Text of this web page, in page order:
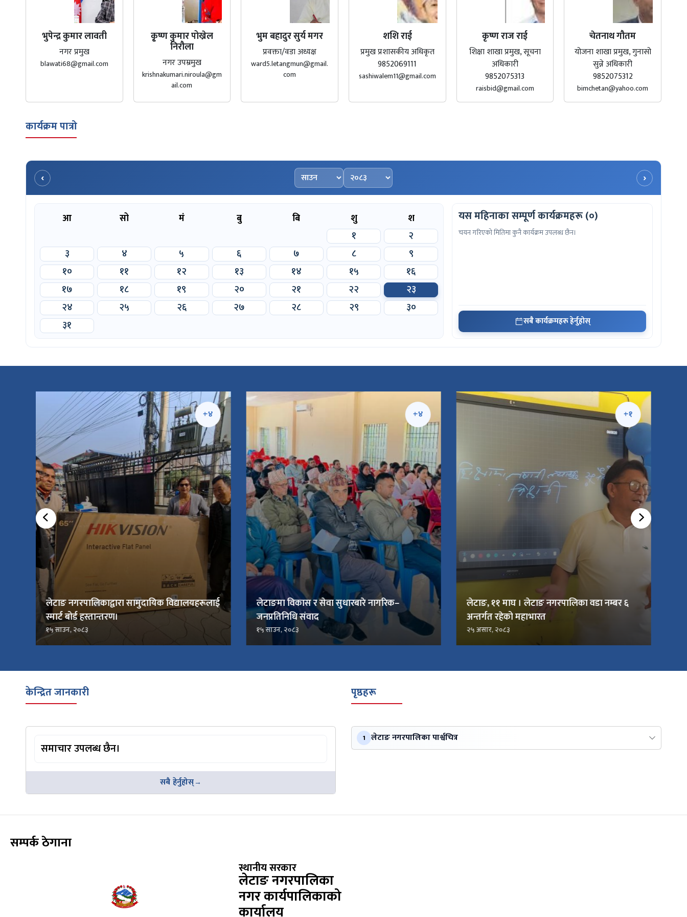
भुपेन्द्र कुमार लावती
नगर प्रमुख
blawati68@gmail.com
कृ्ष्ण कुमार पोख्रेल
निरौला
नगर उपम्रमुख
krishnakumari.niroula@gm
ail.com
भुम बहादुर सुर्य मगर
प्रवक्ता/वडा अध्यक्ष
ward5.letangmun@gmail.
com
शशि राई
प्रमुख प्रशासकीय अधिकृत
9852069111
sashiwalem11@gmail.com
कृष्ण राज राई
शिक्षा शाखा प्रमुख, सूचना
अधिकारी
9852075313
raisbid@gmail.com
चेतनाथ गौतम
योजना शाखा प्रमुख, गुनासो
सुन्ने अधिकारी
9852075312
bimchetan@yahoo.com
कार्यक्रम पात्रो
‹ महिना चयन गर्नुहोस्
वर्ष चयन गर्नुहोस् ›
आ सो मं बु बि शु
श
१
२
३
४ ५ ६ ७ ८
९
१०
११ १२ १३ १४ १५
१६
१७
१८ १९ २० २१ २२
२३
२४
२५ २६ २७ २८ २९
३०
३१
यस महिनाका सम्पूर्ण कार्यक्रमहरू (०)
चयन गरिएको मितिमा कुनै कार्यक्रम उपलब्ध छैन।
सबै कार्यक्रमहरू हेर्नुहोस्
+४
लेटाङ नगरपालिकाद्वारा सामुदायिक विद्यालयहरूलाई
स्मार्ट बोर्ड हस्तान्तरण।
१५ साउन, २०८३
+४
लेटाङमा विकास र सेवा सुधारबारे नागरिक–
जनप्रतिनिधि संवाद
१५ साउन, २०८३
+१
लेटाङ, ११ माघ । लेटाङ नगरपालिका वडा नम्बर ६
अन्तर्गत रहेको महाभारत
२५ असार, २०८३
केन्द्रित जानकारी
समाचार उपलब्ध छैन।
सबै हेर्नुहोस्
पृष्ठहरू
1 लेटाङ नगरपालिका पार्श्वचित्र
सम्पर्क ठेगाना
स्थानीय सरकार
लेटाङ नगरपालिका
नगर कार्यपालिकाको